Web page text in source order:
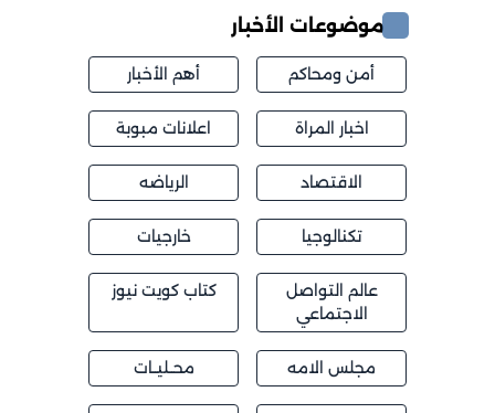
موضوعات الأخبار
أمن ومحاكم أهم الأخبار
اخبار المراة اعلانات مبوبة
الاقتصاد الرياضه
تكنالوجيا خارجيات
عالم التواصل
الاجتماعي
كتاب كويت نيوز
مجلس الامه محــليــات